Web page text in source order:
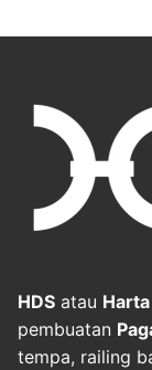
HDS atau
pembuatan
tempa, railing